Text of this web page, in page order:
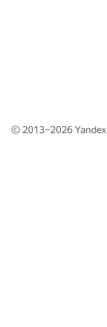
© 2013–2026Yandex